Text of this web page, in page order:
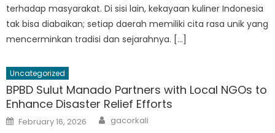
terhadap masyarakat. Di sisi lain, kekayaan kuliner Indonesia
tak bisa diabaikan; setiap daerah memiliki cita rasa unik yang
mencerminkan tradisi dan sejarahnya. […]
Uncategorized
BPBD Sulut Manado Partners with Local NGOs to
Enhance Disaster Relief Efforts
Posted
on
February 16, 2026 Author
gacorkali